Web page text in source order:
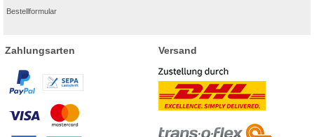
Bestellformular
Zahlungsarten Versand